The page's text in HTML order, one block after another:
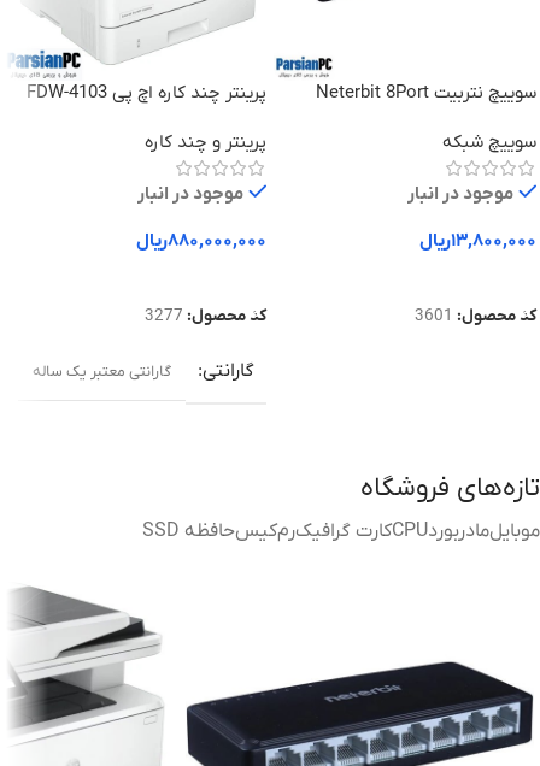
سوییچ نتربیت Neterbit 8Port
هشت پورت
سوییچ شبکه
موجود در انبار
۱۳,۸۰۰,۰۰۰ریال
کد محصول: 3601
پرینتر چند کاره اچ پی 4103-FDW
پرینتر و چند کاره
موجود در انبار
۸۸۰,۰۰۰,۰۰۰ریال
کد محصول: 3277
گارانتی گارانتی معتبر یک ساله
تازه‌های فروشگاه
موبایلمادربوردCPUکارت گرافیکرمکیسحافظه SSD